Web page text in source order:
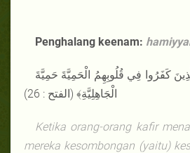
Penghalang keenam:
كَفَرُوا فِي قُلُوبِهِمُ الْحَمِيَّةَ حَمِيَّةَ
الْجَاهِلِيَّةِ﴾ (الفتح : 26)
Ketika orang-orang kafir
mereka kesombongan (yaitu)